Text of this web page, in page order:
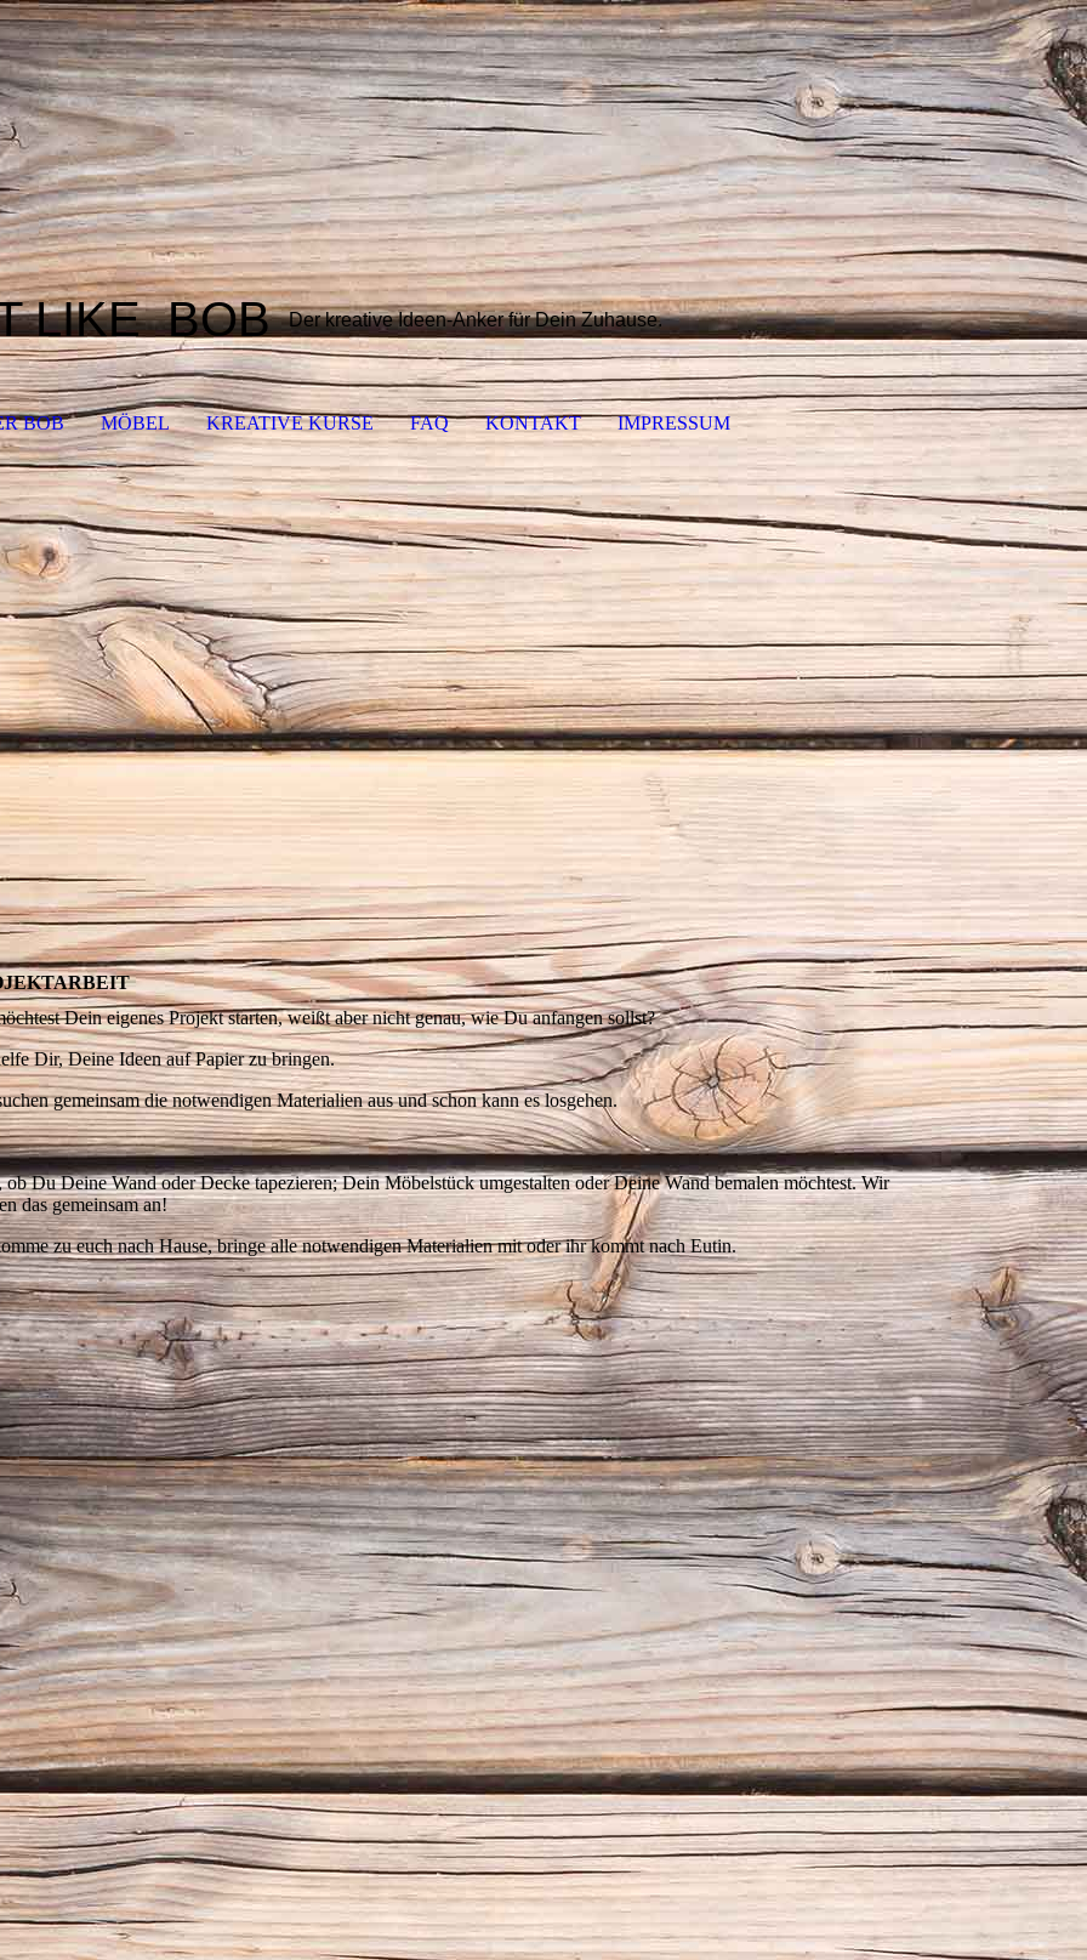
LIKE BOB Der kreative Ideen-Anker für Dein Zuhause.
BOB MÖBEL KREATIVE KURSE FAQ KONTAKT IMPRESSUM
Dein eigenes Projekt starten, weißt aber nicht genau, wie Du anfangen sollst?
Dir, Deine Ideen auf Papier zu bringen.
gemeinsam die notwendigen Materialien aus und schon kann es losgehen.
ob Du Deine Wand oder Decke tapezieren; Dein Möbelstück umgestalten oder Deine Wand bemalen möchtest. Wir
das gemeinsam an!
zu euch nach Hause, bringe alle notwendigen Materialien mit oder ihr kommt nach Eutin.